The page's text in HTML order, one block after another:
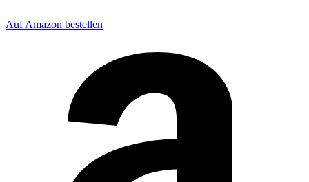
Auf Amazon bestellen